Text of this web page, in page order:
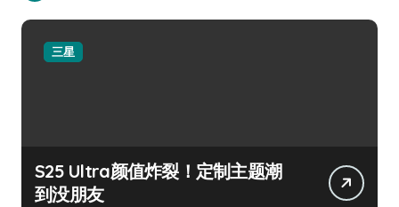
三星
S25 Ultra颜值炸裂！定制主题潮
到没朋友